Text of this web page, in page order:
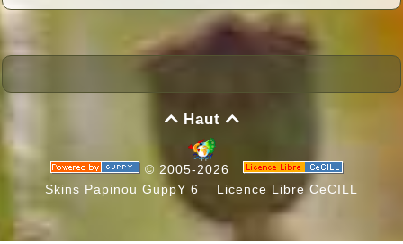
Haut 
© 2005-2026
Skins Papinou GuppY 6
Licence Libre CeCILL